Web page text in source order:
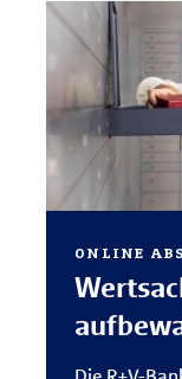
ONLINE